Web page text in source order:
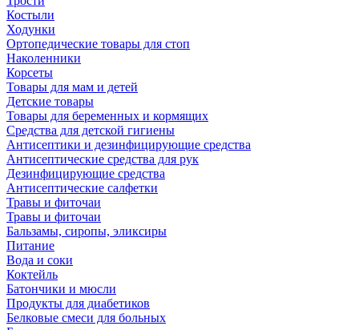
Костыли
Ходунки
Ортопедические товары для стоп
Наколенники
Корсеты
Товары для мам и детей
Детские товары
Товары для беременных и кормящих
Средства для детской гигиены
Антисептики и дезинфицирующие средства
Антисептические средства для рук
Дезинфицирующие средства
Антисептические салфетки
Травы и фиточаи
Травы и фиточаи
Бальзамы, сиропы, эликсиры
Питание
Вода и соки
Коктейль
Батончики и мюсли
Продукты для диабетиков
Белковые смеси для больных